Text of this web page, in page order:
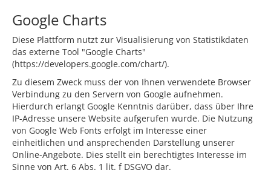
Google Charts
Diese Plattform nutzt zur Visualisierung von Statistikdaten
das externe Tool "Google Charts"
(https://developers.google.com/chart/).
Zu diesem Zweck muss der von Ihnen verwendete Browser
Verbindung zu den Servern von Google aufnehmen.
Hierdurch erlangt Google Kenntnis darüber, dass über Ihre
IP-Adresse unsere Website aufgerufen wurde. Die Nutzung
von Google Web Fonts erfolgt im Interesse einer
einheitlichen und ansprechenden Darstellung unserer
Online-Angebote. Dies stellt ein berechtigtes Interesse im
Sinne von Art. 6 Abs. 1 lit. f DSGVO dar.